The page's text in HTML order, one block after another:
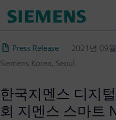
요
텐
츠
로
너
뛰
기
Press Release 2021년 09
Siemens Korea, Seoul
한국지멘스 디지
회 지멘스 스마트